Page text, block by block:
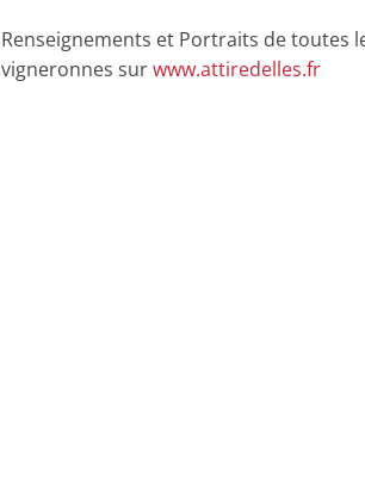
Renseignements et Portraits de toutes
vigneronnes surwww.attiredelles.fr